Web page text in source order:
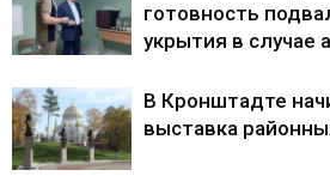
готовность
укрытия в случае
В Кронштадте
выставка